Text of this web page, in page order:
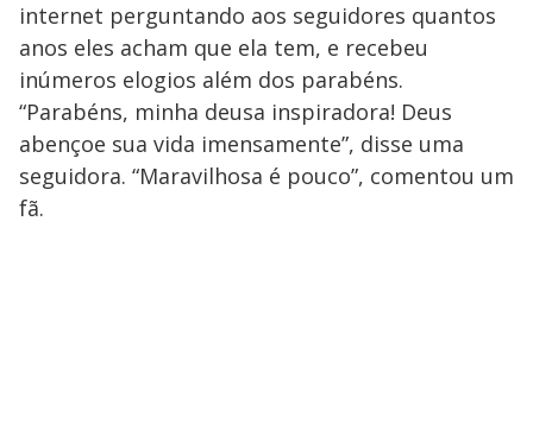
internet perguntando aos seguidores quantos
anos eles acham que ela tem, e recebeu
inúmeros elogios além dos parabéns.
“Parabéns, minha deusa inspiradora! Deus
abençoe sua vida imensamente”, disse uma
seguidora. “Maravilhosa é pouco”, comentou um
fã.